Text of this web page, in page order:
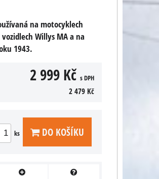
na motocyklech
Willys MA a na
1943.
2 999 Kč s DPH
2 479 Kč
ks DO KOŠÍKU